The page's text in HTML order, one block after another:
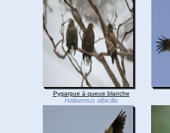
Pygargue à queue blanche
Haliaeetus albicilla